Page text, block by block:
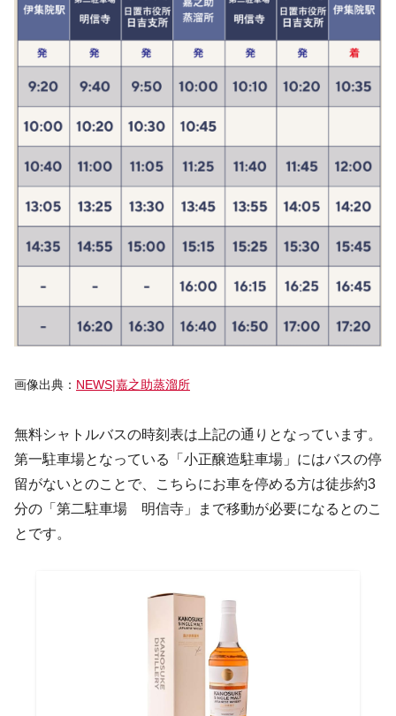
画像出典： NEWS|嘉之助蒸溜所
無料シャトルバスの時刻表は上記の通りとなっています。
第一駐車場となっている「小正醸造駐車場」にはバスの停
留がないとのことで、こちらにお車を停める方は徒歩約3
分の「第二駐車場 明信寺」まで移動が必要になるとのこ
とです。